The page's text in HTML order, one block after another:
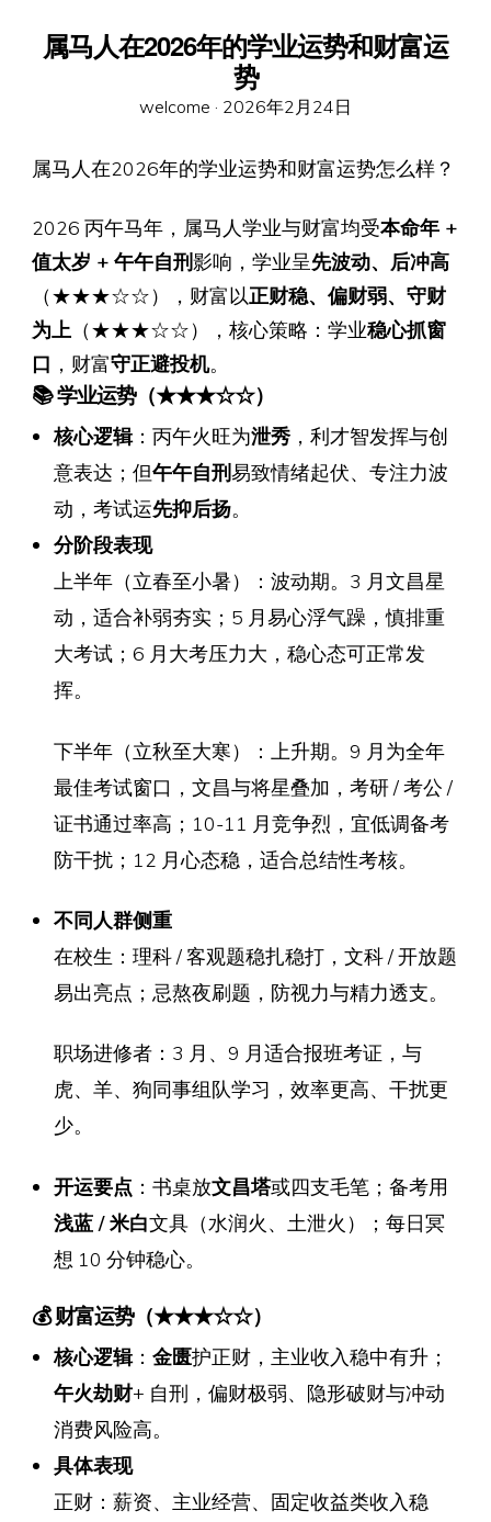
属马人在2026年的学业运势和财富运
势
welcome · Posted
2026年2月24日
属马人在2026年的学业运势和财富运势怎么样？
2026 丙午马年，属马人学业与财富均受本命年 +
值太岁 + 午午自刑影响，学业呈先波动、后冲高
（★★★☆☆），财富以正财稳、偏财弱、守财
为上 （★★★☆☆），核心策略：学业稳心抓窗
口 ，财富守正避投机。
📚 学业运势（★★★☆☆）
核心逻辑：丙午火旺为泄秀，利才智发挥与创
意表达；但午午自刑易致情绪起伏、专注力波
动，考试运先抑后扬。
分阶段表现
上半年（立春至小暑）：波动期。3 月文昌星
动，适合补弱夯实；5 月易心浮气躁，慎排重
大考试；6 月大考压力大，稳心态可正常发
挥。
下半年（立秋至大寒）：上升期。9 月为全年
最佳考试窗口，文昌与将星叠加，考研 / 考公 /
证书通过率高；10-11 月竞争烈，宜低调备考
防干扰；12 月心态稳，适合总结性考核。
不同人群侧重
在校生：理科 / 客观题稳扎稳打，文科 / 开放题
易出亮点；忌熬夜刷题，防视力与精力透支。
职场进修者：3 月、9 月适合报班考证，与
虎、羊、狗同事组队学习，效率更高、干扰更
少。
开运要点 ：书桌放文昌塔或四支毛笔；备考用
浅蓝 / 米白文具（水润火、土泄火）；每日冥
想 10 分钟稳心。
💰 财富运势（★★★☆☆）
核心逻辑： 金匮护正财，主业收入稳中有升；
午火劫财+ 自刑，偏财极弱、隐形破财与冲动
消费风险高。
具体表现
正财：薪资、主业经营、固定收益类收入稳